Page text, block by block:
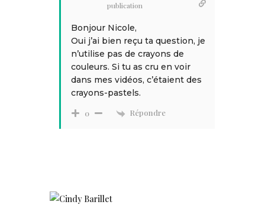
publication
Bonjour Nicole,
Oui j’ai bien reçu ta question, je
n’utilise pas de crayons de
couleurs. Si tu as cru en voir
dans mes vidéos, c’étaient des
crayons-pastels.
0 Répondre